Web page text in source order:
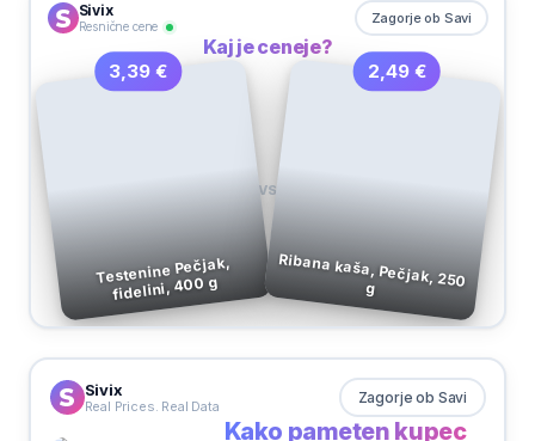
Sivix
Resnične cene
Zagorje ob Savi
Kaj je ceneje?
3,39 €
Testenine Pečjak,
fidelini, 400 g
VS
2,49 €
Ribana kaša, Pečjak, 250
g
Sivix
Real Prices. Real Data Zagorje ob Savi
Kako pameten kupec